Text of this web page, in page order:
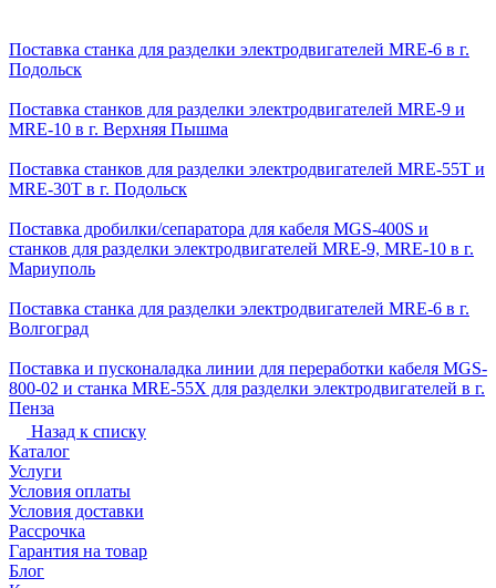
Поставка станка для разделки электродвигателей MRE-6 в г.
Подольск
Поставка станков для разделки электродвигателей MRE-9 и
MRE-10 в г. Верхняя Пышма
Поставка станков для разделки электродвигателей MRE-55T и
MRE-30T в г. Подольск
Поставка дробилки/сепаратора для кабеля MGS-400S и
станков для разделки электродвигателей MRE-9, MRE-10 в г.
Мариуполь
Поставка станка для разделки электродвигателей MRE-6 в г.
Волгоград
Поставка и пусконаладка линии для переработки кабеля MGS-
800-02 и станка MRE-55X для разделки электродвигателей в г.
Пенза
Назад к списку
Каталог
Услуги
Условия оплаты
Условия доставки
Рассрочка
Гарантия на товар
Блог